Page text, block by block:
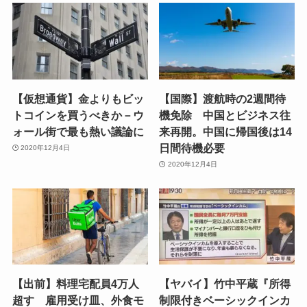
【仮想通貨】金よりもビッ
トコインを買うべきか－ウ
ォール街で最も熱い議論に
2020年12月4日
【国際】渡航時の2週間待
機免除 中国とビジネス往
来再開。中国に帰国後は14
日間待機必要
2020年12月4日
【出前】料理宅配員4万人
超す 雇用受け皿、外食モ
【ヤバイ】竹中平蔵『所得
制限付きベーシックインカ